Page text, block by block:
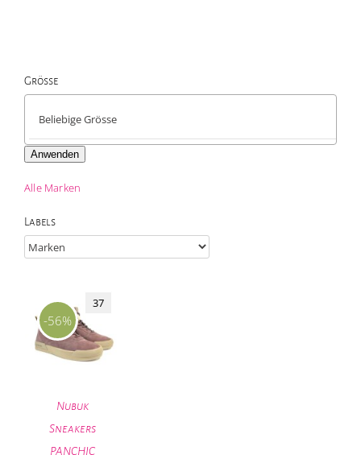
-56%
Nubuk
Sneakers
PANCHIC
37
Grösse
Anwenden
Alle Marken
Labels